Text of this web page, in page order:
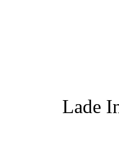
Lade